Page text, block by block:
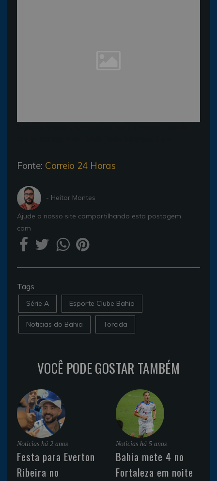
Fonte: Correio 24 Horas
- Heitor Montes
Ajude o nosso site compartilhando esta postagem
com
Tags
Série A Esporte Clube Bahia
Noticias do Bahia Torcida
VOCÊ PODE GOSTAR TAMBÉM
Noticias há 2 anos
Festa para Everton
Ribeira no
Noticias há 5 anos
Bahia mete 4 no
Fortaleza em noite